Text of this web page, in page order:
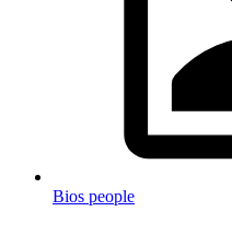
Bios people